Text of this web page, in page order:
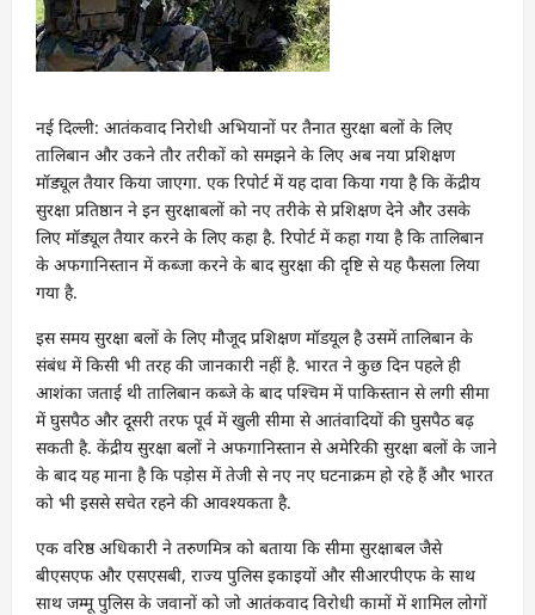
नई दिल्ली: आतंकवाद निरोधी अभियानों पर तैनात सुरक्षा बलों के लिए
तालिबान और उकने तौर तरीकों को समझने के लिए अब नया प्रशिक्षण
मॉड्यूल तैयार किया जाएगा. एक रिपोर्ट में यह दावा किया गया है कि केंद्रीय
सुरक्षा प्रतिष्ठान ने इन सुरक्षाबलों को नए तरीके से प्रशिक्षण देने और उसके
लिए मॉड्यूल तैयार करने के लिए कहा है. रिपोर्ट में कहा गया है कि तालिबान
के अफगानिस्तान में कब्जा करने के बाद सुरक्षा की दृष्टि से यह फैसला लिया
गया है.
इस समय सुरक्षा बलों के लिए मौजूद प्रशिक्षण मॉडयूल है उसमें तालिबान के
संबंध में किसी भी तरह की जानकारी नहीं है. भारत ने कुछ दिन पहले ही
आशंका जताई थी तालिबान कब्जे के बाद पश्चिम में पाकिस्तान से लगी सीमा
में घुसपैठ और दूसरी तरफ पूर्व में खुली सीमा से आतंवादियों की घुसपैठ बढ़
सकती है. केंद्रीय सुरक्षा बलों ने अफगानिस्तान से अमेरिकी सुरक्षा बलों के जाने
के बाद यह माना है कि पड़ोस में तेजी से नए नए घटनाक्रम हो रहे हैं और भारत
को भी इससे सचेत रहने की आवश्यकता है.
एक वरिष्ठ अधिकारी ने तरुणमित्र को बताया कि सीमा सुरक्षाबल जैसे
बीएसएफ और एसएसबी, राज्य पुलिस इकाइयों और सीआरपीएफ के साथ
साथ जम्मू पुलिस के जवानों को जो आतंकवाद विरोधी कामों में शामिल लोगों